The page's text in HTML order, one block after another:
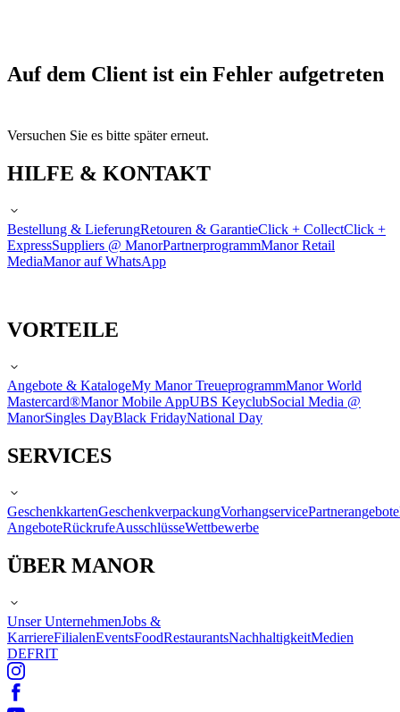
Auf dem Client ist ein Fehler aufgetreten
Versuchen Sie es bitte später erneut.
HILFE & KONTAKT
Bestellung & LieferungRetouren & GarantieClick + CollectClick +
ExpressSuppliers @ ManorPartnerprogrammManor Retail
MediaManor auf WhatsApp
VORTEILE
Angebote & KatalogeMy Manor TreueprogrammManor World
Mastercard®Manor Mobile AppUBS KeyclubSocial Media @
ManorSingles DayBlack FridayNational Day
SERVICES
GeschenkkartenGeschenkverpackungVorhangservicePartnerangebote
AngeboteRückrufeAusschlüsseWettbewerbe
ÜBER MANOR
Unser UnternehmenJobs &
KarriereFilialenEventsFoodRestaurantsNachhaltigkeitMedien
DEFRIT